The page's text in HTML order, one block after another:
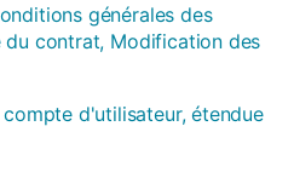
générales des
du contrat, Modification des
d'utilisateur, étendue